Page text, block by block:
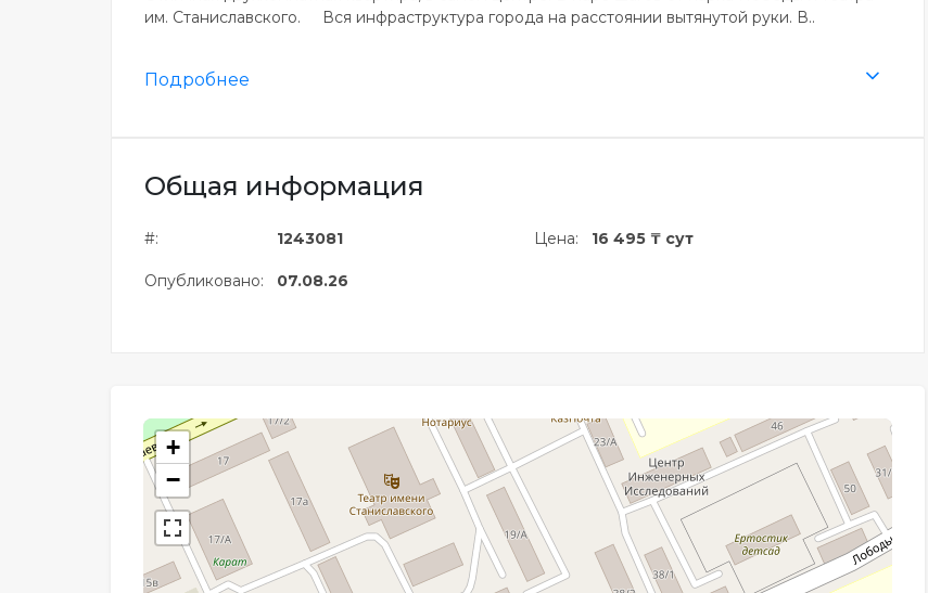
им. Станиславского. Вся инфраструктура города на расстоянии вытянутой руки. В..
Подробнее
Общая информация
#:
Опубликовано:
1243081
07.08.26
Цена: 16 495 ₸ сут
+
−